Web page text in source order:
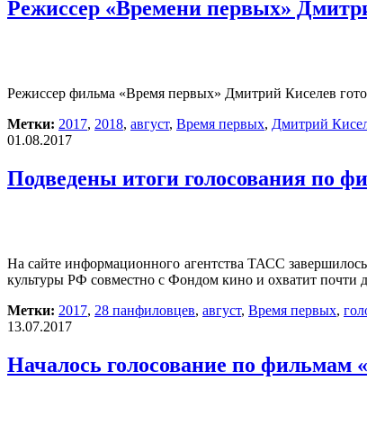
Режиссер «Времени первых»
Режиссер фильма «Время первых» Дмитрий Киселев
Метки: 2017, 2018, август, Время первых, Дмитрий
01.08.2017
Подведены итоги голосования по
На сайте информационного агентства ТАСС
культуры РФ совместно с Фондом кино и охватит почти
Метки: 2017, 28 панфиловцев, август, Время первых,
13.07.2017
Началось голосование по фильмам